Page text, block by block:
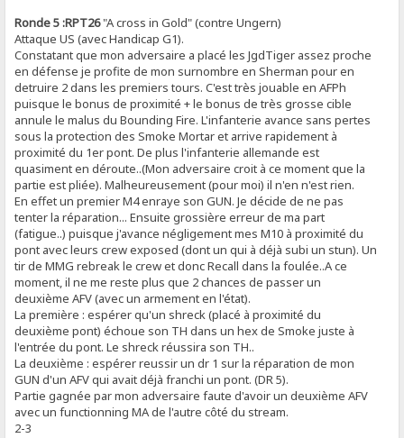
Ronde 5 :RPT26"A cross in Gold" (contre Ungern)
Attaque US (avec Handicap G1).
Constatant que mon adversaire a placé les JgdTiger assez proche
en défense je profite de mon surnombre en Sherman pour en
detruire 2 dans les premiers tours. C'est très jouable en AFPh
puisque le bonus de proximité + le bonus de très grosse cible
annule le malus du Bounding Fire. L'infanterie avance sans pertes
sous la protection des Smoke Mortar et arrive rapidement à
proximité du 1er pont. De plus l'infanterie allemande est
quasiment en déroute..(Mon adversaire croit à ce moment que la
partie est pliée). Malheureusement (pour moi) il n'en n'est rien.
En effet un premier M4 enraye son GUN. Je décide de ne pas
tenter la réparation... Ensuite grossière erreur de ma part
(fatigue..) puisque j'avance négligement mes M10 à proximité du
pont avec leurs crew exposed (dont un qui à déjà subi un stun). Un
tir de MMG rebreak le crew et donc Recall dans la foulée..A ce
moment, il ne me reste plus que 2 chances de passer un
deuxième AFV (avec un armement en l'état).
La première : espérer qu'un shreck (placé à proximité du
deuxième pont) échoue son TH dans un hex de Smoke juste à
l'entrée du pont. Le shreck réussira son TH..
La deuxième : espérer reussir un dr 1 sur la réparation de mon
GUN d'un AFV qui avait déjà franchi un pont. (DR 5).
Partie gagnée par mon adversaire faute d'avoir un deuxième AFV
avec un functionning MA de l'autre côté du stream.
2-3